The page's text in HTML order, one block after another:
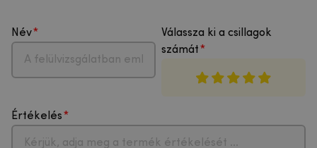
Név
Válassza ki a csillagok
számát
Értékelés